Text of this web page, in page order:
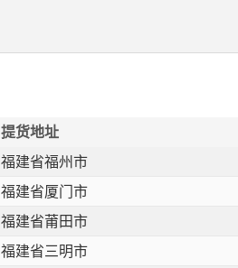
提货地址
福建省福州市
福建省厦门市
福建省莆田市
福建省三明市